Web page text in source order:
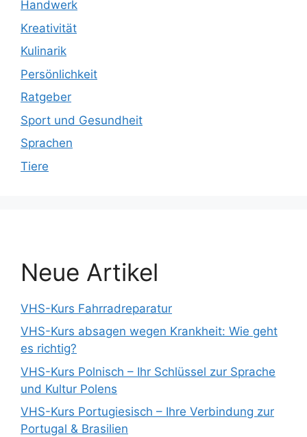
Handwerk
Kreativität
Kulinarik
Persönlichkeit
Ratgeber
Sport und Gesundheit
Sprachen
Tiere
Neue Artikel
VHS-Kurs Fahrradreparatur
VHS-Kurs absagen wegen Krankheit: Wie geht
es richtig?
VHS-Kurs Polnisch – Ihr Schlüssel zur Sprache
und Kultur Polens
VHS-Kurs Portugiesisch – Ihre Verbindung zur
Portugal & Brasilien